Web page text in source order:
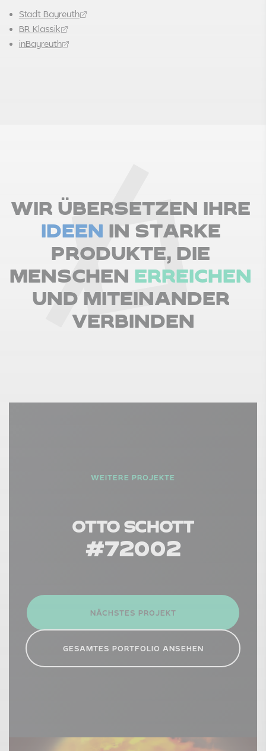
Stadt Bayreuth
BR Klassik
inBayreuth
WIR ÜBERSETZEN IHRE
IDEEN IN STARKE
PRODUKTE, DIE
MENSCHEN ERREICHEN
UND MITEINANDER
VERBINDEN
WEITERE PROJEKTE
OTTO SCHOTT
#72002
NÄCHSTES PROJEKT
GESAMTES PORTFOLIO ANSEHEN